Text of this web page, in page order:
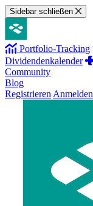
Sidebar schließen
Portfolio-Tracking
Dividendenkalender
Community
Blog
Registrieren Anmelden